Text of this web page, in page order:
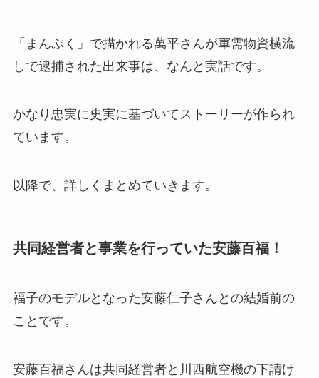
「まんぷく」で描かれる萬平さんが軍需物資横流
しで逮捕された出来事は、なんと実話です。
かなり忠実に史実に基づいてストーリーが作られ
ています。
以降で、詳しくまとめていきます。
共同経営者と事業を行っていた安藤百福！
福子のモデルとなった安藤仁子さんとの結婚前の
ことです。
安藤百福さんは共同経営者と川西航空機の下請け